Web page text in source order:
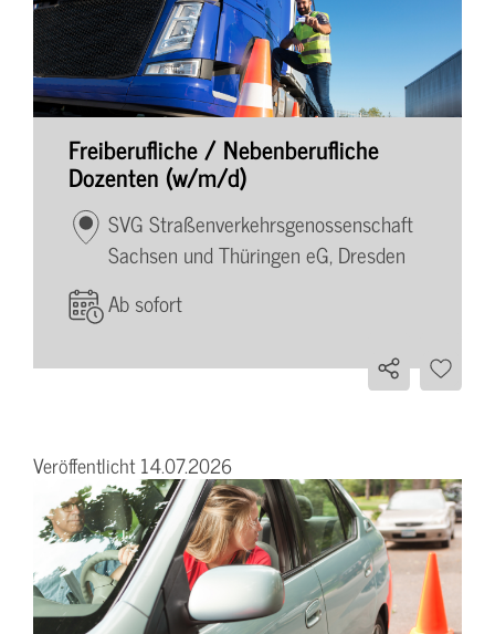
Freiberufliche / Nebenberufliche
Dozenten (w/m/d)
SVG Straßenverkehrsgenossenschaft
Sachsen und Thüringen eG, Dresden
Ab sofort
Veröffentlicht 14.07.2026